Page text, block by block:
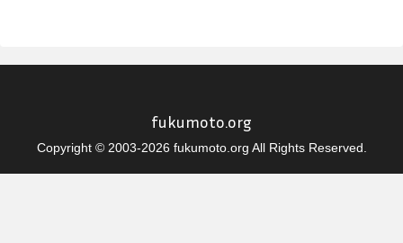
fukumoto.org
Copyright © 2003-2026 fukumoto.org All Rights Reserved.